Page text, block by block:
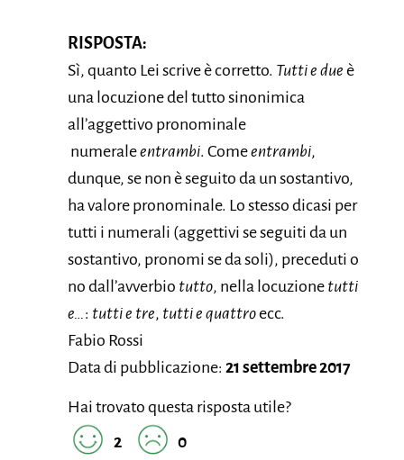
RISPOSTA:
Sì, quanto Lei scrive è corretto. Tutti e due è
una locuzione del tutto sinonimica
all’aggettivo pronominale
numeraleentrambi. Comeentrambi,
dunque, se non è seguito da un sostantivo,
ha valore pronominale. Lo stesso dicasi per
tutti i numerali (aggettivi se seguiti da un
sostantivo, pronomi se da soli), preceduti o
no dall’avverbio tutto, nella locuzione tutti
e…: tutti e tre, tutti e quattroecc.
Fabio Rossi
Data di pubblicazione: 21 settembre 2017
Hai trovato questa risposta utile?
2
0